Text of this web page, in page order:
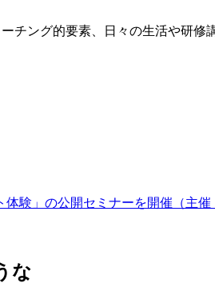
チング的要素、日々の生活や研
体験」の公開セミナーを開催（主
な